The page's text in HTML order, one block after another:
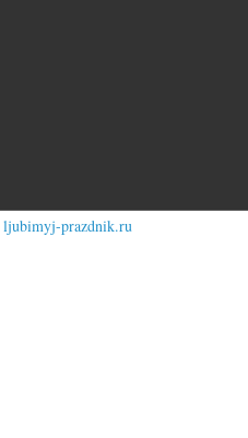
ljubimyj-prazdnik.ru